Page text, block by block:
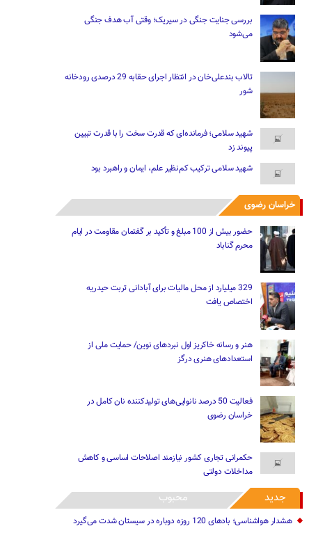
بررسی جنایت جنگی در سیریک؛ وقتی آب هدف جنگی
می‌شود
تالاب بندعلی‌خان در انتظار اجرای حقابه 29 درصدی رودخانه
شور
شهید سلامی؛ فرمانده‌ای که قدرت سخت را با قدرت تبیین
پیوند زد
شهید سلامی ترکیب کم‌نظیر علم، ایمان و راهبرد بود
خراسان رضوی
حضور بیش از 100 مبلغ و تأکید بر گفتمان مقاومت در ایام
محرم گناباد
329 میلیارد از محل مالیات ‌برای آبادانی تربت حیدریه
اختصاص یافت
هنر و رسانه خاکریز اول نبردهای نوین/ حمایت ملی از
استعدادهای هنری درگز
فعالیت 50 درصد نانوایی‌های تولیدکننده نان کامل در
خراسان رضوی
حکمرانی تجاری کشور نیازمند اصلاحات اساسی و کاهش
مداخلات دولتی
جدید محبوب
هشدار هواشناسی؛ بادهای 120 روزه دوباره در سیستان شدت می‌گیرد